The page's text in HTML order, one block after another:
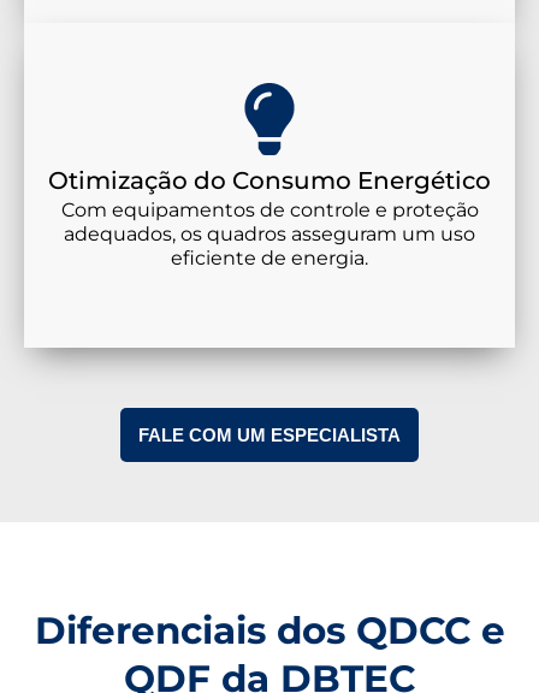
Otimização do Consumo Energético
Com equipamentos de controle e proteção
adequados, os quadros asseguram um uso
eficiente de energia.
FALE COM UM ESPECIALISTA
Diferenciais dos QDCC e
QDF da DBTEC